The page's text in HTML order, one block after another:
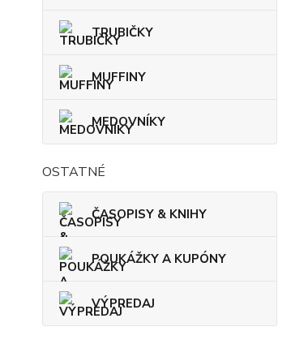
TRUBIČKY
MUFFINY
MEDOVNÍKY
OSTATNÉ
ČASOPISY & KNIHY
POUKÁŽKY A KUPÓNY
VÝPREDAJ